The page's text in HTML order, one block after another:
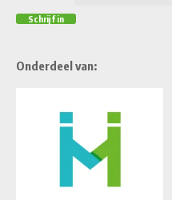
Onderdeel van: